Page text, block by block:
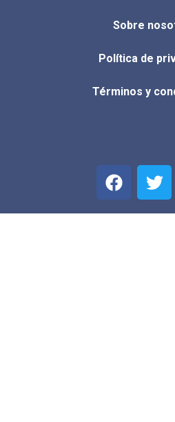
Sobre
Política de
Términos y